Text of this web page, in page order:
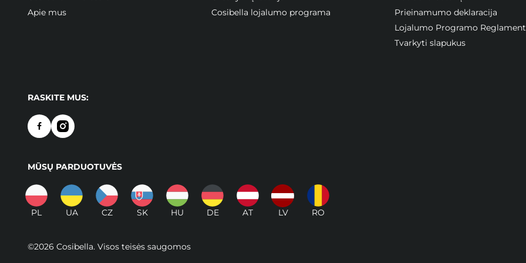
Apie mus
Cosibella lojalumo programa
Prieinamumo deklaracija
Lojalumo Programo
Tvarkyti slapukus
RASKITE MUS:
MŪSŲ PARDUOTUVĖS
PL UA CZ SK HU DE AT LV RO
©2026 Cosibella. Visos teisės saugomos